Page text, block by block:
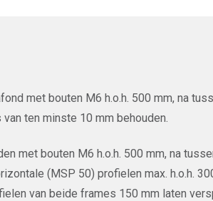
met bouten M6 h.o.h. 500 mm, na
ten minste 10 mm behouden.
met bouten M6 h.o.h. 500 mm, na
(MSP 50) profielen max. h.o.h.
van beide frames 150 mm laten